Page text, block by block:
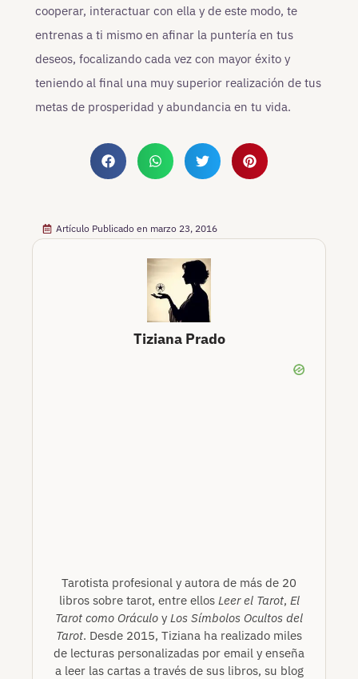
cooperar, interactuar con ella y de este modo, te
entrenas a ti mismo en afinar la puntería en tus
deseos, focalizando cada vez con mayor éxito y
teniendo al final una muy superior realización de tus
metas de prosperidad y abundancia en tu vida.
Artículo Publicado en marzo 23, 2016
Tiziana Prado
Tarotista profesional y autora de más de 20
libros sobre tarot, entre ellos Leer el Tarot, El
Tarot como Oráculo y Los Símbolos Ocultos del
Tarot. Desde 2015, Tiziana ha realizado miles
de lecturas personalizadas por email y enseña
a leer las cartas a través de sus libros, su blog